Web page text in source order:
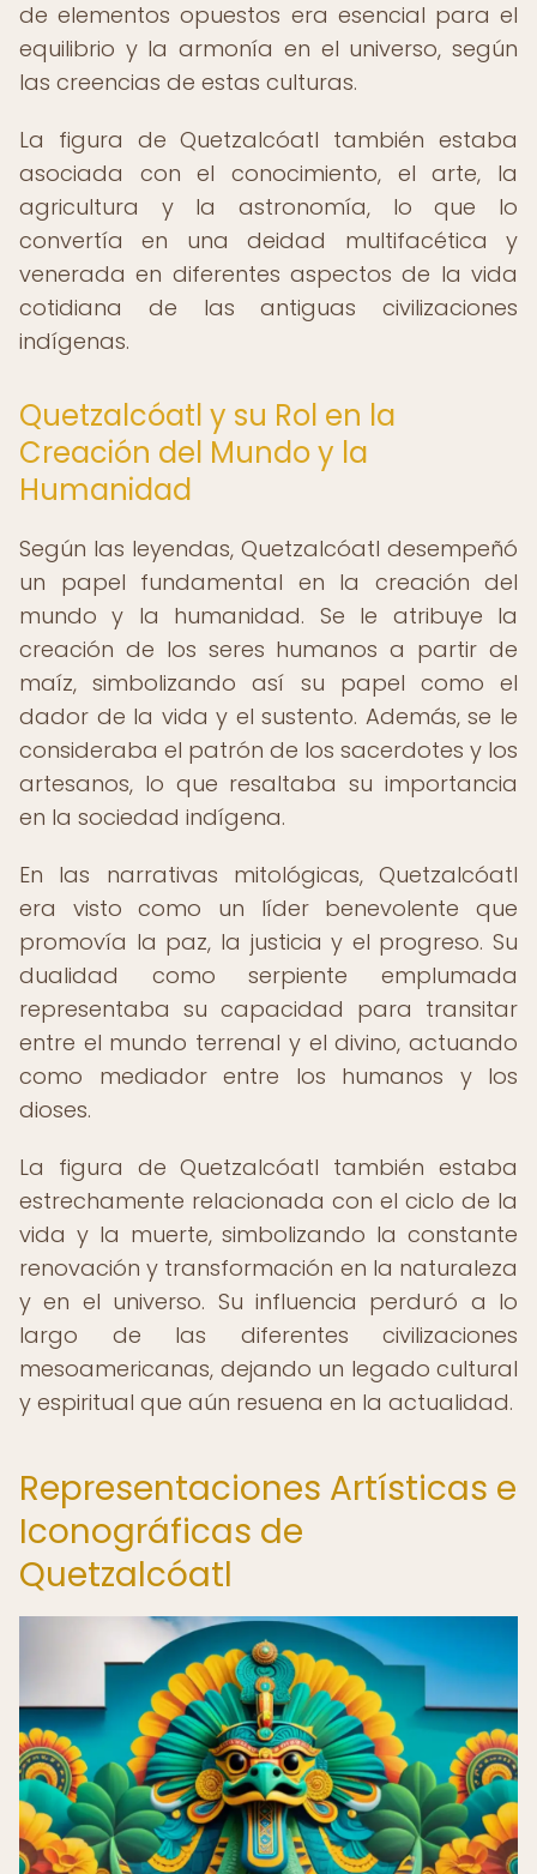
de elementos opuestos era esencial para el
equilibrio y la armonía en el universo, según
las creencias de estas culturas.
La figura de Quetzalcóatl también estaba
asociada con el conocimiento, el arte, la
agricultura y la astronomía, lo que lo
convertía en una deidad multifacética y
venerada en diferentes aspectos de la vida
cotidiana de las antiguas civilizaciones
indígenas.
Quetzalcóatl y su Rol en la
Creación del Mundo y la
Humanidad
Según las leyendas, Quetzalcóatl desempeñó
un papel fundamental en la creación del
mundo y la humanidad. Se le atribuye la
creación de los seres humanos a partir de
maíz, simbolizando así su papel como el
dador de la vida y el sustento. Además, se le
consideraba el patrón de los sacerdotes y los
artesanos, lo que resaltaba su importancia
en la sociedad indígena.
En las narrativas mitológicas, Quetzalcóatl
era visto como un líder benevolente que
promovía la paz, la justicia y el progreso. Su
dualidad como serpiente emplumada
representaba su capacidad para transitar
entre el mundo terrenal y el divino, actuando
como mediador entre los humanos y los
dioses.
La figura de Quetzalcóatl también estaba
estrechamente relacionada con el ciclo de la
vida y la muerte, simbolizando la constante
renovación y transformación en la naturaleza
y en el universo. Su influencia perduró a lo
largo de las diferentes civilizaciones
mesoamericanas, dejando un legado cultural
y espiritual que aún resuena en la actualidad.
Representaciones Artísticas e
Iconográficas de
Quetzalcóatl